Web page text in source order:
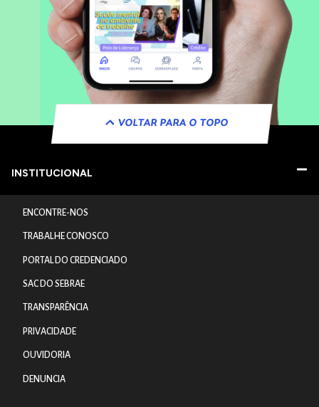
VOLTAR PARA O TOPO
INSTITUCIONAL
ENCONTRE-NOS
TRABALHE CONOSCO
PORTAL DO CREDENCIADO
SAC DO SEBRAE
TRANSPARÊNCIA
PRIVACIDADE
OUVIDORIA
DENUNCIA